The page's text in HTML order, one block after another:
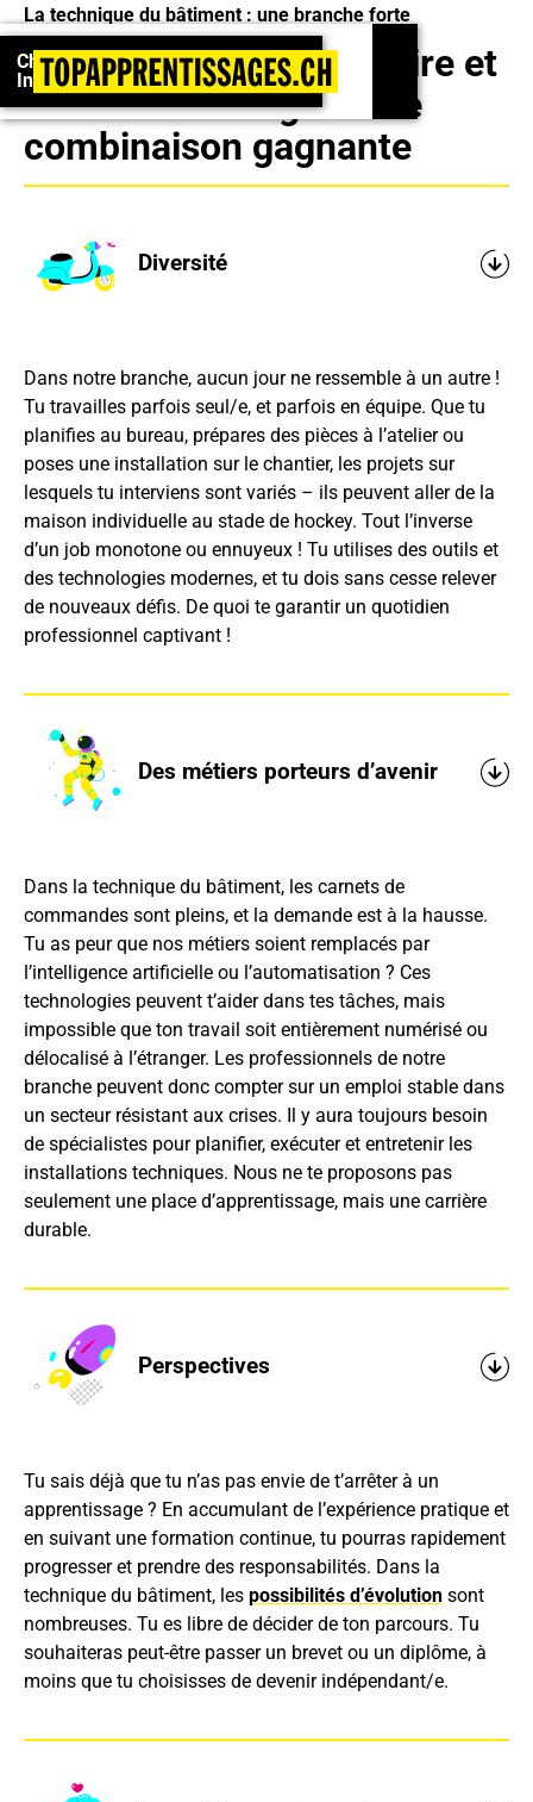
Championnats suisses 2026 : Inscrivez-vous !
Championnats suisses 2026 :
Inscrivez-vous !
La technique du bâtiment : une branche forte
Planification, savoir-faire et
haute technologie : une
combinaison gagnante
Diversité
Dans notre branche, aucun jour ne ressemble à un autre !
Tu travailles parfois seul/e, et parfois en équipe. Que tu
planifies au bureau, prépares des pièces à l’atelier ou
poses une installation sur le chantier, les projets sur
lesquels tu interviens sont variés – ils peuvent aller de la
maison individuelle au stade de hockey. Tout l’inverse
d’un job monotone ou ennuyeux ! Tu utilises des outils et
des technologies modernes, et tu dois sans cesse relever
de nouveaux défis. De quoi te garantir un quotidien
professionnel captivant !
Des métiers porteurs d’avenir
Dans la technique du bâtiment, les carnets de
commandes sont pleins, et la demande est à la hausse.
Tu as peur que nos métiers soient remplacés par
l’intelligence artificielle ou l’automatisation ? Ces
technologies peuvent t’aider dans tes tâches, mais
impossible que ton travail soit entièrement numérisé ou
délocalisé à l’étranger. Les professionnels de notre
branche peuvent donc compter sur un emploi stable dans
un secteur résistant aux crises. Il y aura toujours besoin
de spécialistes pour planifier, exécuter et entretenir les
installations techniques. Nous ne te proposons pas
seulement une place d’apprentissage, mais une carrière
durable.
Perspectives
Tu sais déjà que tu n’as pas envie de t’arrêter à un
apprentissage ? En accumulant de l’expérience pratique et
en suivant une formation continue, tu pourras rapidement
progresser et prendre des responsabilités. Dans la
technique du bâtiment, les possibilités d’évolutionsont
nombreuses. Tu es libre de décider de ton parcours. Tu
souhaiteras peut-être passer un brevet ou un diplôme, à
moins que tu choisisses de devenir indépendant/e.